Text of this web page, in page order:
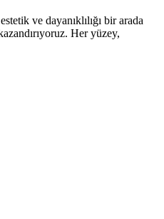
ve dayanıklılığı bir arada
Her yüzey,